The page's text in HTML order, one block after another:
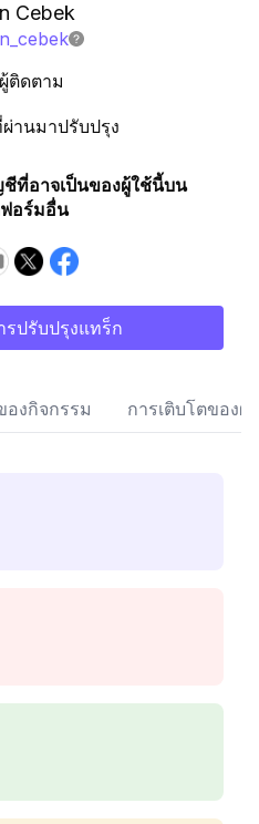
Cebek
ผู้ติดตาม
านมาปรับปรุง
ที่อาจเป็นของผู้ใช้นี้บน
อร์มอื่น
รปรับปรุงแทร็ก
องกิจกรรม การเติบโตของผู้